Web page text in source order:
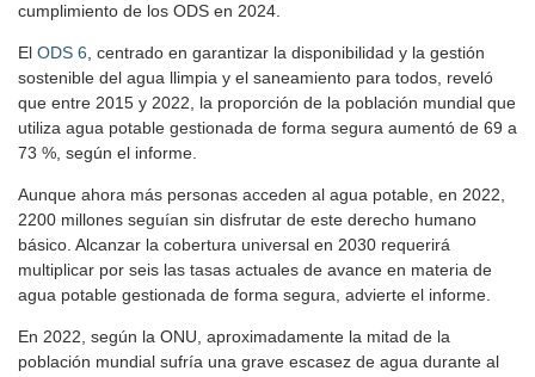
cumplimiento de los ODS en 2024.
El ODS 6 , centrado en garantizar la disponibilidad y la gestión
sostenible del agua llimpia y el saneamiento para todos, reveló
que entre 2015 y 2022, la proporción de la población mundial que
utiliza agua potable gestionada de forma segura aumentó de 69 a
73 %, según el informe.
Aunque ahora más personas acceden al agua potable, en 2022,
2200 millones seguían sin disfrutar de este derecho humano
básico. Alcanzar la cobertura universal en 2030 requerirá
multiplicar por seis las tasas actuales de avance en materia de
agua potable gestionada de forma segura, advierte el informe.
En 2022, según la ONU, aproximadamente la mitad de la
población mundial sufría una grave escasez de agua durante al